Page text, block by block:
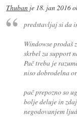
Thuban je 18. jan 2016
predstavljaj si da
Windowse prodaš
skrbel za support
Pač treba je
niso dobrodelna
pač prepozno so
bolje deluje in
negodovanjem